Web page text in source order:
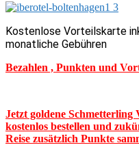
Kostenlose Vorteilskarte
monatliche Gebühren
Bezahlen , Punkten und
Jetzt goldene
kostenlos bestellen und
Reise zusätzlich Punkte